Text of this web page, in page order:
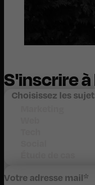
S'inscrire
Choisissez les
Votre adresse mail*